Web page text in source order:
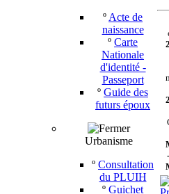
º Acte de
naissance
º Carte
Nationale
d'identité -
Passeport
º Guide des
futurs époux
Urbanisme
º Consultation
du PLUIH
º Guichet